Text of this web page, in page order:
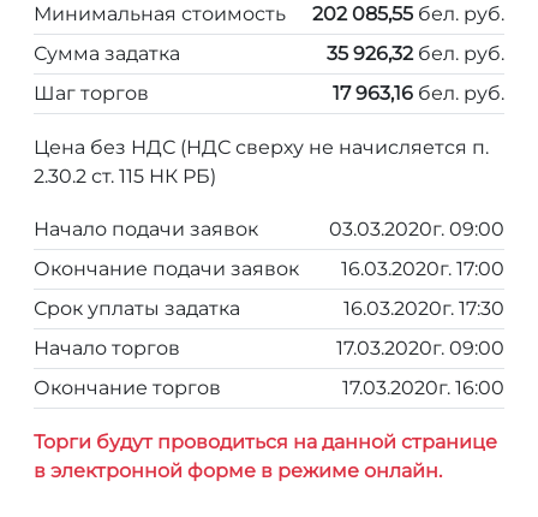
Минимальная стоимость
202 085,55 бел. руб.
Сумма задатка
35 926,32 бел. руб.
Шаг торгов
17 963,16 бел. руб.
Цена без НДС (НДС сверху не начисляется п.
2.30.2 ст. 115 НК РБ)
Начало подачи заявок
03.03.2020г. 09:00
Окончание подачи заявок
16.03.2020г. 17:00
Срок уплаты задатка
16.03.2020г. 17:30
Начало торгов
17.03.2020г. 09:00
Окончание торгов
17.03.2020г. 16:00
Торги будут проводиться на данной странице
в электронной форме в режиме онлайн.